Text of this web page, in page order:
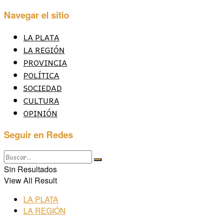
Navegar el sitio
LA PLATA
LA REGIÓN
PROVINCIA
POLÍTICA
SOCIEDAD
CULTURA
OPINIÓN
Seguir en Redes
Sin Resultados
View All Result
LA PLATA
LA REGIÓN